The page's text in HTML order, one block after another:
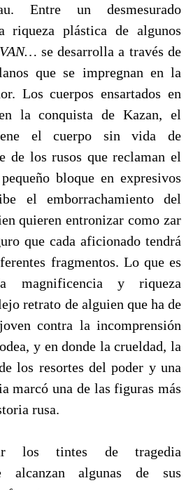
Entre un desmesurado
riqueza plástica de algunos
se desarrolla a través de
que se impregnan en la
Los cuerpos ensartados en
la conquista de Kazan, el
el cuerpo sin vida de
de los rusos que reclaman el
bloque en expresivos
el emborrachamiento del
quieren entronizar como zar
que cada aficionado tendrá
fragmentos. Lo que es
magnificencia y riqueza
retrato de alguien que ha de
contra la incomprensión
y en donde la crueldad, la
los resortes del poder y una
marcó una de las figuras más
rusa.
los tintes de tragedia
alcanzan algunas de sus